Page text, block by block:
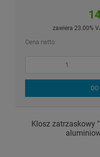
zawiera 23.00%
Cena netto:
Klosz zatrzaskowy